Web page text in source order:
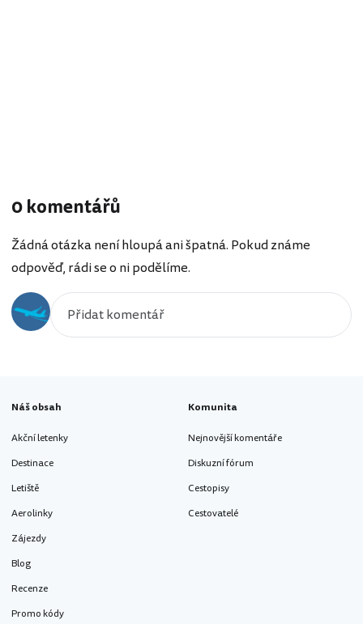
0 komentářů
Žádná otázka není hloupá ani špatná. Pokud známe
odpověď, rádi se o ni podělíme.
Náš obsah
Akční letenky
Destinace
Letiště
Aerolinky
Zájezdy
Blog
Recenze
Promo kódy
Komunita
Nejnovější komentáře
Diskuzní fórum
Cestopisy
Cestovatelé